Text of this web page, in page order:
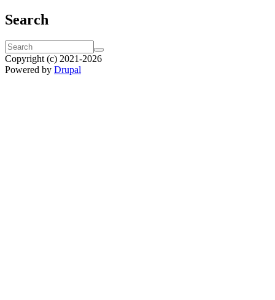
Search
Search
Search
Copyright (c) 2021-2026
Powered by Drupal